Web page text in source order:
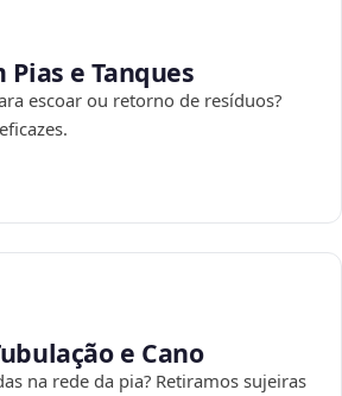
e Tanques
escoar ou retorno de resíduos?
e Cano
na rede da pia? Retiramos sujeiras